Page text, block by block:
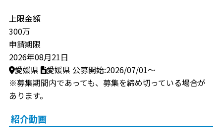
上限金額
300万
申請期限
2026年08月21日
愛媛県
愛媛県 公募開始:2026/07/01～
※募集期間内であっても、募集を締め切っている場合が
あります。
紹介動画